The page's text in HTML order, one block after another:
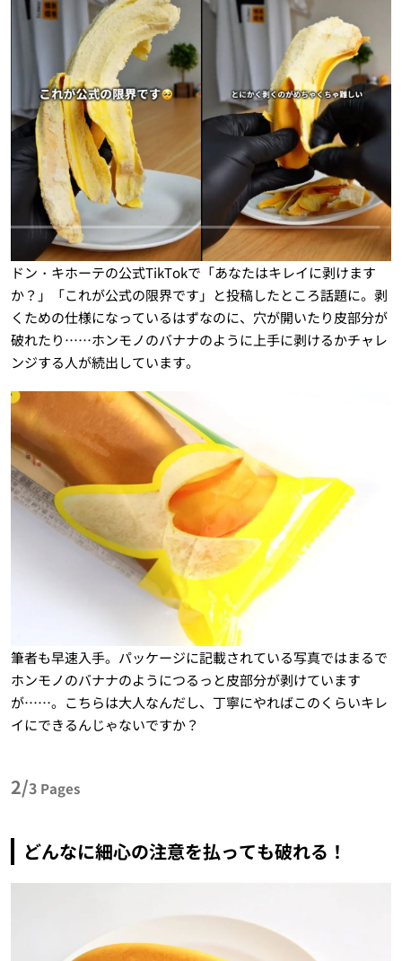
ドン・キホーテの公式TikTokで「あなたはキレイに剥けます
か？」「これが公式の限界です」と投稿したところ話題に。剥
くための仕様になっているはずなのに、穴が開いたり皮部分が
破れたり……ホンモノのバナナのように上手に剥けるかチャレ
ンジする人が続出しています。
筆者も早速入手。パッケージに記載されている写真ではまるで
ホンモノのバナナのようにつるっと皮部分が剥けています
が……。こちらは大人なんだし、丁寧にやればこのくらいキレ
イにできるんじゃないですか？
2/3 Pages
どんなに細心の注意を払っても破れる！